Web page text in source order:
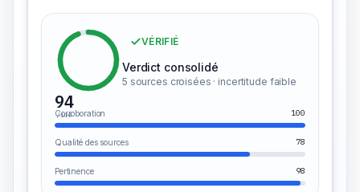
94
/100
VÉRIFIÉ
Verdict consolidé
5 sources croisées · incertitude faible
Corroboration 100
Qualité des sources 78
Pertinence 98